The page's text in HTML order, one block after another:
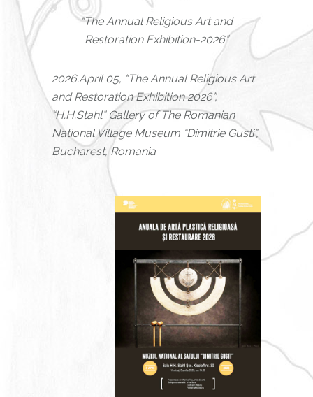
“The Annual Religious Art and
Restoration Exhibition-2026”
2026.April 05, “The Annual Religious Art
and Restoration Exhibition 2026”,
“H.H.Stahl” Gallery of The Romanian
National Village Museum “Dimitrie Gusti”,
Bucharest, Romania